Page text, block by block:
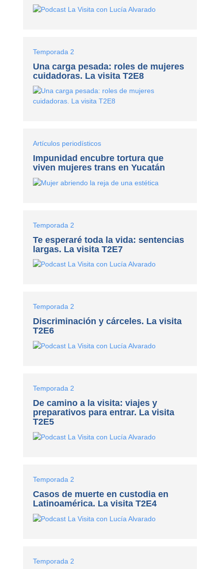
Temporada 2
Una carga pesada: roles de mujeres
cuidadoras. La visita T2E8
Artículos periodísticos
Impunidad encubre tortura que
viven mujeres trans en Yucatán
Temporada 2
Te esperaré toda la vida: sentencias
largas. La visita T2E7
Temporada 2
Discriminación y cárceles. La visita
T2E6
Temporada 2
De camino a la visita: viajes y
preparativos para entrar. La visita
T2E5
Temporada 2
Casos de muerte en custodia en
Latinoamérica. La visita T2E4
Temporada 2